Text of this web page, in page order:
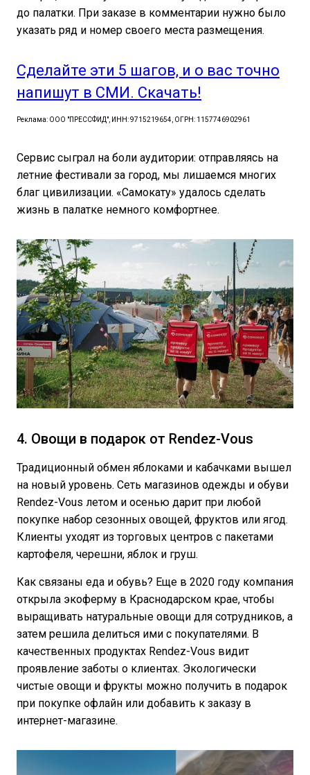
до палатки. При заказе в комментарии нужно было
указать ряд и номер своего места размещения.
Сделайте эти 5 шагов, и о вас точно
напишут в СМИ. Скачать!
Реклама: ООО "ПРЕССФИД", ИНН: 9715219654, ОГРН: 1157746902961
Сервис сыграл на боли аудитории: отправляясь на
летние фестивали за город, мы лишаемся многих
благ цивилизации. «Самокату» удалось сделать
жизнь в палатке немного комфортнее.
4. Овощи в подарок от Rendez-Vous
Традиционный обмен яблоками и кабачками вышел
на новый уровень. Сеть магазинов одежды и обуви
Rendez-Vous летом и осенью дарит при любой
покупке набор сезонных овощей, фруктов или ягод.
Клиенты уходят из торговых центров с пакетами
картофеля, черешни, яблок и груш.
Как связаны еда и обувь? Еще в 2020 году компания
открыла экоферму в Краснодарском крае, чтобы
выращивать натуральные овощи для сотрудников, а
затем решила делиться ими с покупателями. В
качественных продуктах Rendez-Vous видит
проявление заботы о клиентах. Экологически
чистые овощи и фрукты можно получить в подарок
при покупке офлайн или добавить к заказу в
интернет-магазине.